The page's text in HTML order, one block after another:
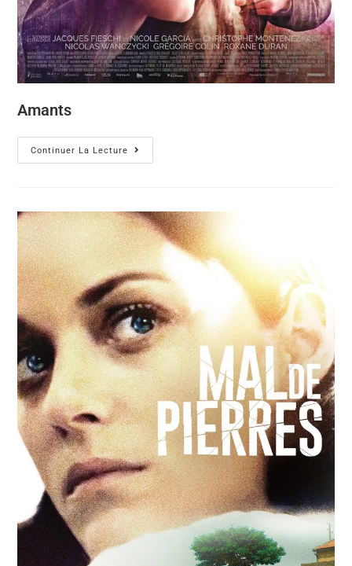
Amants
Continuer La Lecture